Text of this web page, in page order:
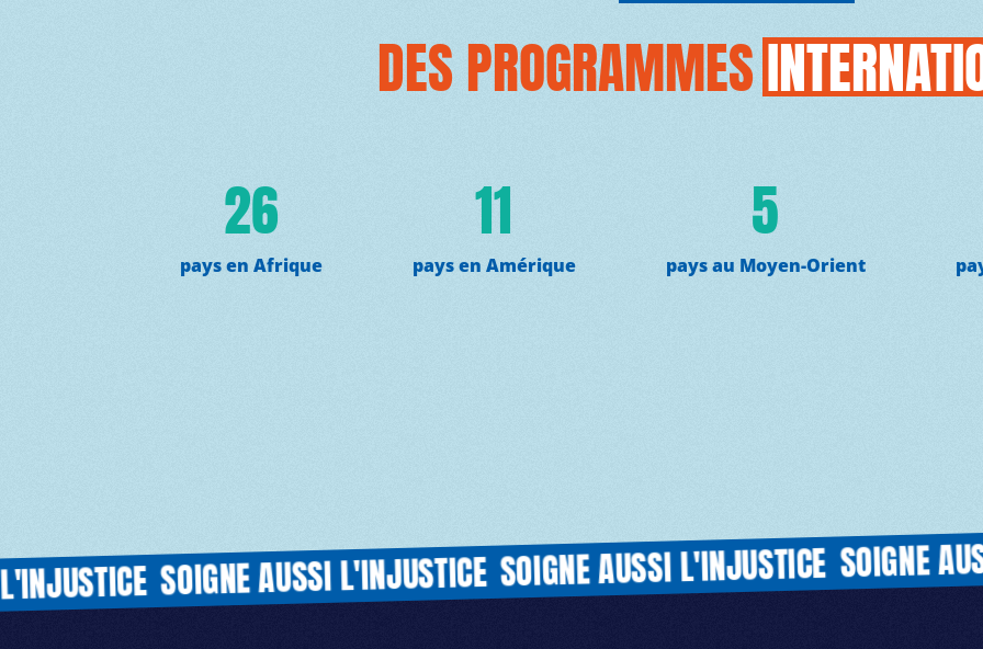
MDM
DES PROGRAMMES
26
pays en Afrique
11
pays en Amérique
5
pays au Moyen-Orient
SOIGNE AUSSI L'INJUSTICE SOIGNE AUSSI L'INJUSTICE SOIGNE AUSSI